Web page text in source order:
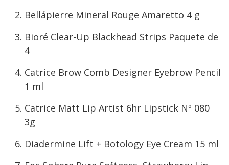
Bellápierre Mineral Rouge Amaretto 4 g
Bioré Clear-Up Blackhead Strips Paquete de
4
Catrice Brow Comb Designer Eyebrow Pencil
1 ml
Catrice Matt Lip Artist 6hr Lipstick Nº 080
3g
Diadermine Lift + Botology Eye Cream 15 ml